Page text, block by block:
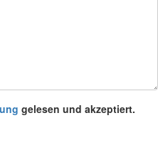
gelesen und akzeptiert.